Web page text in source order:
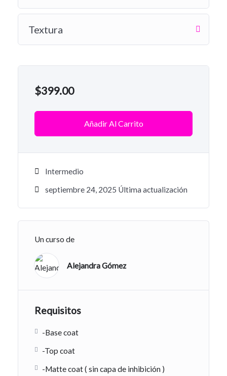
Textura
$399.00
Añadir Al Carrito
Intermedio
septiembre 24, 2025 Última actualización
Un curso de
Alejandra Gómez
Requisitos
-Base coat
-Top coat
-Matte coat ( sin capa de inhibición )